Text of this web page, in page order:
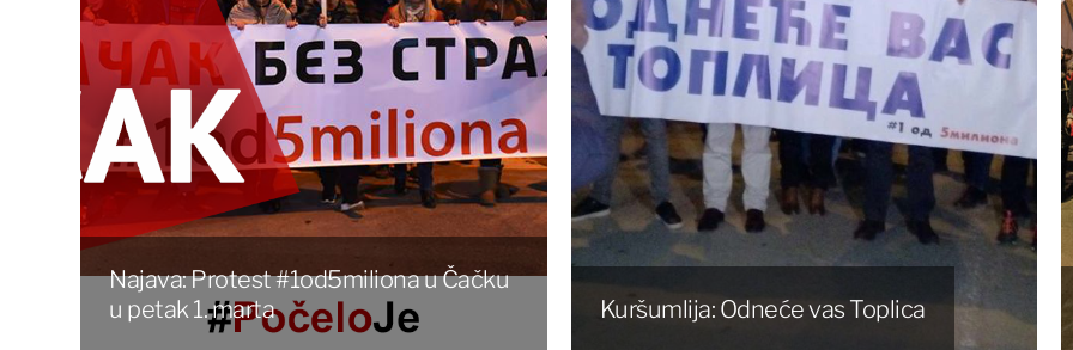
Najava: Protest #1od5miliona u Čačku
u petak 1. marta
Kuršumlija: Odneće vas Toplica